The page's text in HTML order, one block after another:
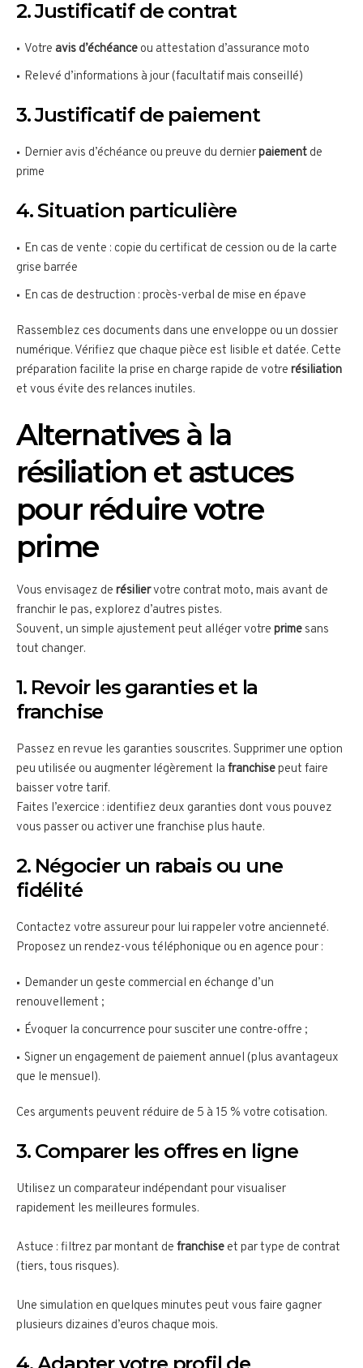
2. Justificatif de contrat
Votre avis d’échéance ou attestation d’assurance moto
Relevé d’informations à jour (facultatif mais conseillé)
3. Justificatif de paiement
Dernier avis d’échéance ou preuve du dernierpaiement de
prime
4. Situation particulière
En cas de vente : copie du certificat de cession ou de la carte
grise barrée
En cas de destruction : procès-verbal de mise en épave
Rassemblez ces documents dans une enveloppe ou un dossier
numérique. Vérifiez que chaque pièce est lisible et datée. Cette
préparation facilite la prise en charge rapide de votre résiliation
et vous évite des relances inutiles.
Alternatives à la
résiliation et astuces
pour réduire votre
prime
Vous envisagez de résiliervotre contrat moto, mais avant de
franchir le pas, explorez d’autres pistes.
Souvent, un simple ajustement peut alléger votre prime sans
tout changer.
1. Revoir les garanties et la
franchise
Passez en revue les garanties souscrites. Supprimer une option
peu utilisée ou augmenter légèrement la franchisepeut faire
baisser votre tarif.
Faites l’exercice : identifiez deux garanties dont vous pouvez
vous passer ou activer une franchise plus haute.
2. Négocier un rabais ou une
fidélité
Contactez votre assureur pour lui rappeler votre ancienneté.
Proposez un rendez-vous téléphonique ou en agence pour :
Demander un geste commercial en échange d’un
renouvellement ;
Évoquer la concurrence pour susciter une contre-offre ;
Signer un engagement de paiement annuel (plus avantageux
que le mensuel).
Ces arguments peuvent réduire de 5 à 15 % votre cotisation.
3. Comparer les offres en ligne
Utilisez un comparateur indépendant pour visualiser
rapidement les meilleures formules.
Astuce : filtrez par montant de franchise et par type de contrat
(tiers, tous risques).
Une simulation en quelques minutes peut vous faire gagner
plusieurs dizaines d’euros chaque mois.